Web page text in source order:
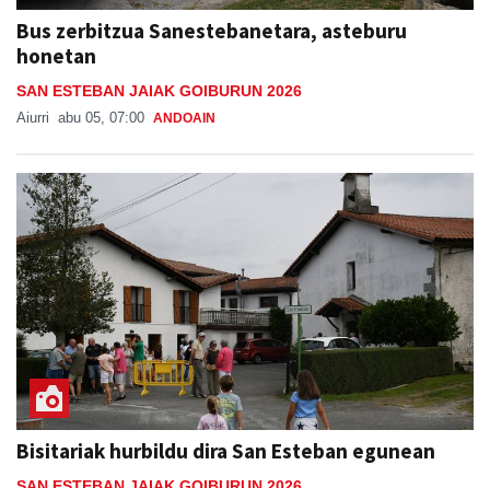
Bus zerbitzua Sanestebanetara, asteburu
honetan
SAN ESTEBAN JAIAK GOIBURUN 2026
Aiurri abu 05, 07:00 ANDOAIN
Bisitariak hurbildu dira San Esteban egunean